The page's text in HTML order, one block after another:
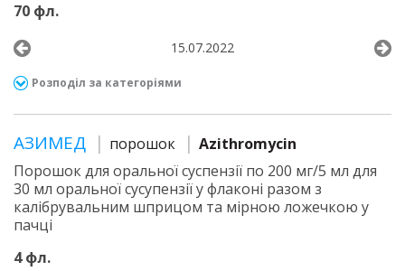
70 фл.
15.07.2022
Розподіл за категоріями
АЗИМЕД порошок
Azithromycin
Порошок для оральної суспензії по 200 мг/5 мл для
30 мл оральної сусупензії у флаконі разом з
калібрувальним шприцом та мірною ложечкою у
пачці
4 фл.